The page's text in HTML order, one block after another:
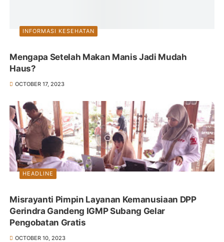
INFORMASI KESEHATAN
Mengapa Setelah Makan Manis Jadi Mudah
Haus?
OCTOBER 17, 2023
HEADLINE
Misrayanti Pimpin Layanan Kemanusiaan DPP
Gerindra Gandeng IGMP Subang Gelar
Pengobatan Gratis
OCTOBER 10, 2023